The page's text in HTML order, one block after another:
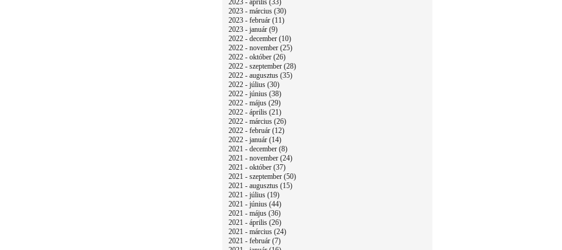
2023 - április (33)
2023 - március (30)
2023 - február (11)
2023 - január (9)
2022 - december (10)
2022 - november (25)
2022 - október (26)
2022 - szeptember (28)
2022 - augusztus (35)
2022 - július (30)
2022 - június (38)
2022 - május (29)
2022 - április (21)
2022 - március (26)
2022 - február (12)
2022 - január (14)
2021 - december (8)
2021 - november (24)
2021 - október (37)
2021 - szeptember (50)
2021 - augusztus (15)
2021 - július (19)
2021 - június (44)
2021 - május (36)
2021 - április (26)
2021 - március (24)
2021 - február (7)